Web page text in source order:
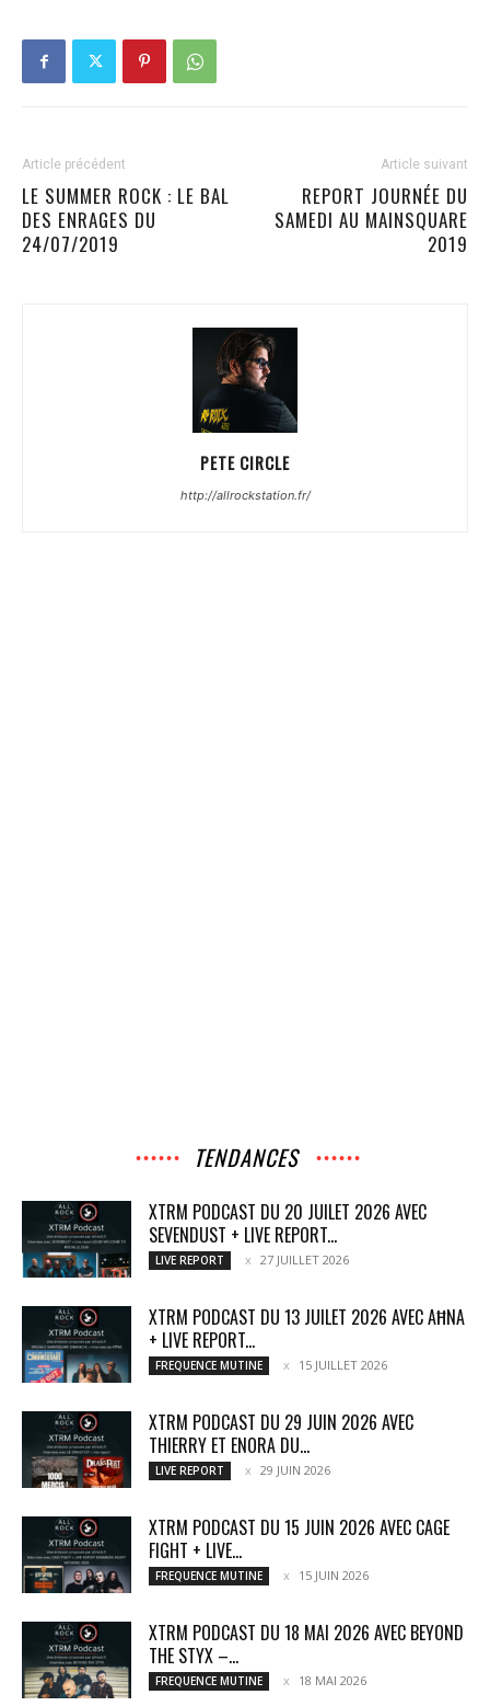
Article précédent
LE SUMMER ROCK : LE BAL
DES ENRAGES DU
24/07/2019
Article suivant
REPORT JOURNÉE DU
SAMEDI AU MAINSQUARE
2019
PETE CIRCLE
http://allrockstation.fr/
TENDANCES
XTRM PODCAST DU 20 JUILET 2026 AVEC
SEVENDUST + LIVE REPORT...
LIVE REPORT 27 JUILLET 2026
XTRM PODCAST DU 13 JUILET 2026 AVEC AĦNA
+ LIVE REPORT...
FREQUENCE MUTINE 15 JUILLET 2026
XTRM PODCAST DU 29 JUIN 2026 AVEC
THIERRY ET ENORA DU...
LIVE REPORT 29 JUIN 2026
XTRM PODCAST DU 15 JUIN 2026 AVEC CAGE
FIGHT + LIVE...
FREQUENCE MUTINE 15 JUIN 2026
XTRM PODCAST DU 18 MAI 2026 AVEC BEYOND
THE STYX –...
FREQUENCE MUTINE 18 MAI 2026